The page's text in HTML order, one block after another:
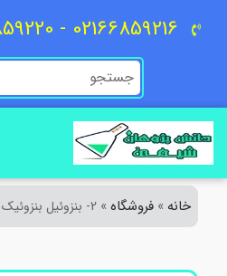
02166859216 - 66859220 - 09129618292
خانه»فروشگاه»2- بنزوئیل بنزوئیک اسید